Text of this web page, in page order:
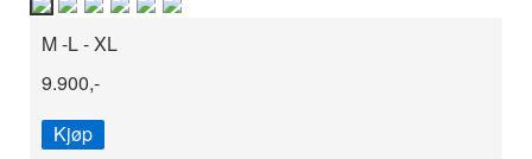
M -L - XL
9.900,-
Kjøp